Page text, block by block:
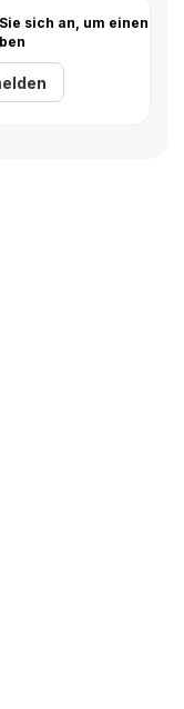
sich an, um einen